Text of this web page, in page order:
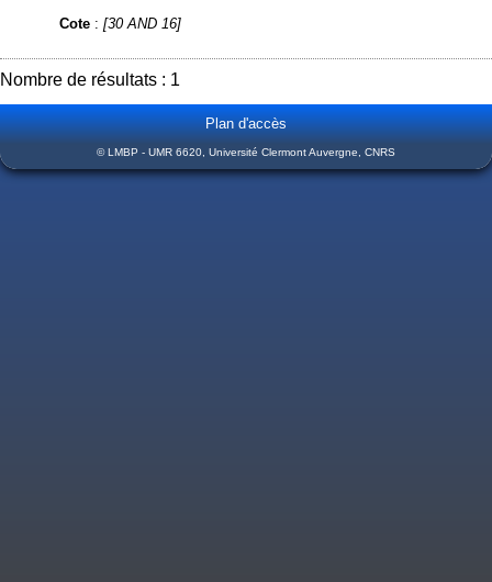
Cote :[30 AND 16]
Nombre de résultats : 1
Plan d'accès
© LMBP - UMR 6620, Université Clermont Auvergne, CNRS